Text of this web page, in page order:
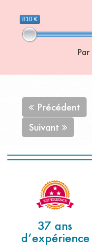
810 €
Précédent
Suivant
37 ans
d’expérience